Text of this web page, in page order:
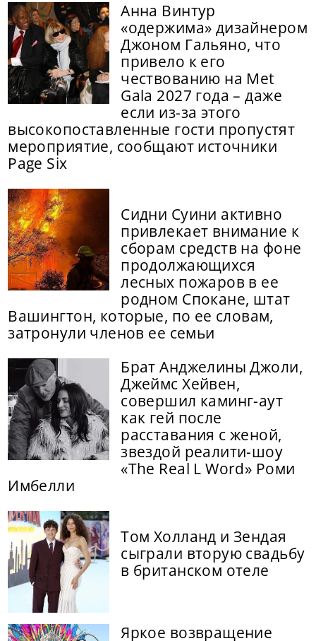
Анна Винтур
«одержима» дизайнером
Джоном Гальяно, что
привело к его
чествованию на Met
Gala 2027 года – даже
если из-за этого
высокопоставленные гости пропустят
мероприятие, сообщают источники
Page Six
Сидни Суини активно
привлекает внимание к
сборам средств на фоне
продолжающихся
лесных пожаров в ее
родном Спокане, штат
Вашингтон, которые, по ее словам,
затронули членов ее семьи
Брат Анджелины Джоли,
Джеймс Хейвен,
совершил каминг-аут
как гей после
расставания с женой,
звездой реалити-шоу
«The Real L Word» Роми
Имбелли
Том Холланд и Зендая
сыграли вторую свадьбу
в британском отеле
Яркое возвращение